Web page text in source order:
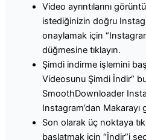
Video ayrıntılarını
istediğinizin doğru
onaylamak için
düğmesine tıklayın.
Şimdi indirme işlemini
Videosunu Şimdi İndir”
SmoothDownloader
Instagram’dan Makarayı
Son olarak üç noktaya
başlatmak için “İndir”i